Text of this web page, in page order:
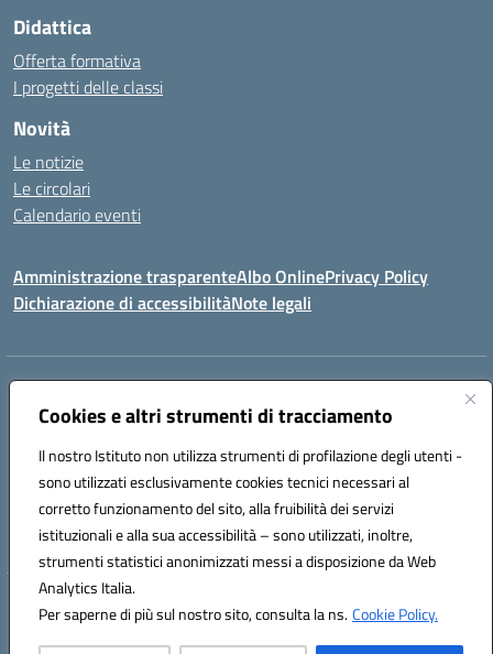
Cookies e altri strumenti di tracciamento
Il nostro Istituto non utilizza strumenti di profilazione degli utenti -
sono utilizzati esclusivamente cookies tecnici necessari al
corretto funzionamento del sito, alla fruibilità dei servizi
istituzionali e alla sua accessibilità – sono utilizzati, inoltre,
strumenti statistici anonimizzati messi a disposizione da Web
Analytics Italia.
Per saperne di più sul nostro sito, consulta la ns.Cookie Policy.
Didattica
Offerta formativa
I progetti delle classi
Novità
Le notizie
Le circolari
Calendario eventi
Amministrazione trasparenteAlbo OnlinePrivacy Policy
Dichiarazione di accessibilitàNote legali
Indirizzo:
Centralino:+39 071 89 52 08 Email:anic82000a@istruzione.it
Codice fiscale: 93084540421
Codice meccanografico:
ANIC82000A
Codice unico di fatturazione (CUF): UFF6L6
Hosting & Powered by 3D Solution S.r.l.
Concept & Design by Designers Italia